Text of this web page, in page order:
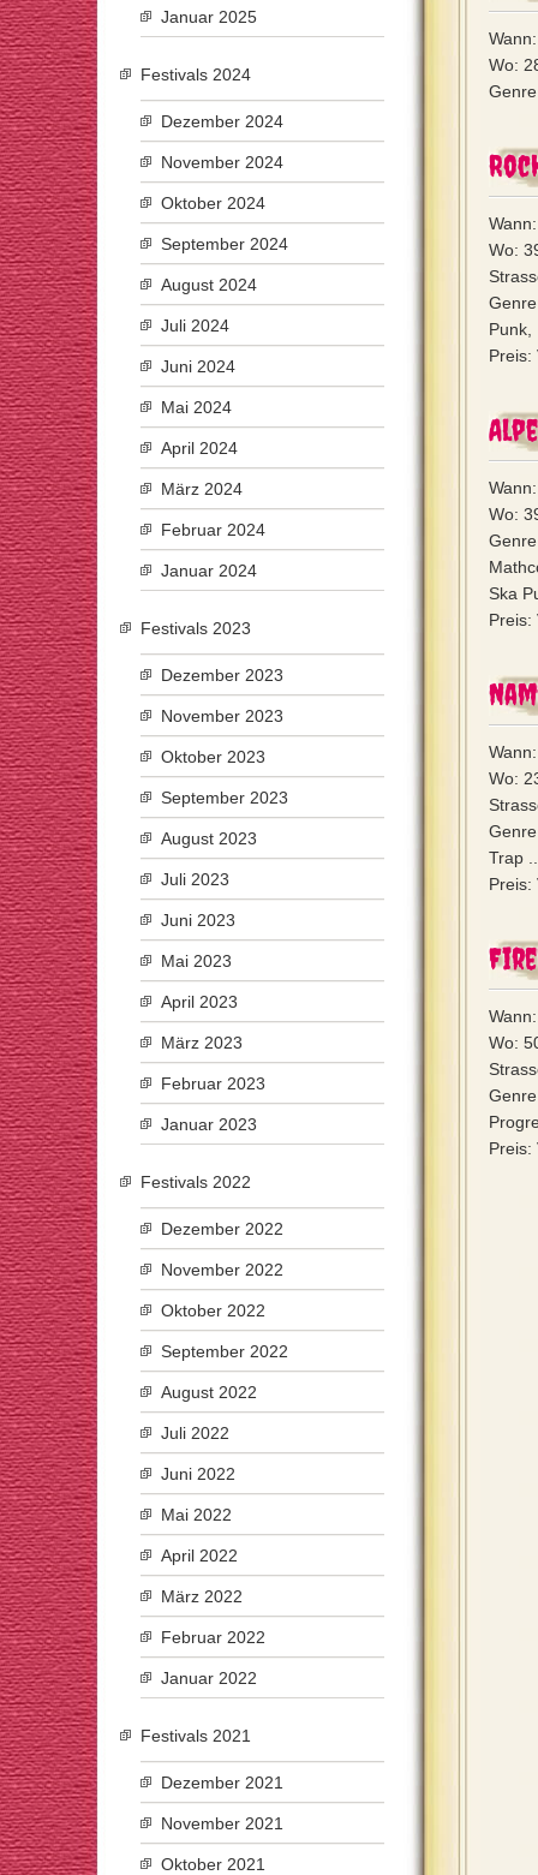
Wo:
Wo:
Punk,
Preis:
Wo:
Ska
Preis:
Wo:
Trap
Preis:
Wo:
Preis:
Januar 2025
Festivals 2024
Dezember 2024
November 2024
Oktober 2024
September 2024
August 2024
Juli 2024
Juni 2024
Mai 2024
April 2024
März 2024
Februar 2024
Januar 2024
Festivals 2023
Dezember 2023
November 2023
Oktober 2023
September 2023
August 2023
Juli 2023
Juni 2023
Mai 2023
April 2023
März 2023
Februar 2023
Januar 2023
Festivals 2022
Dezember 2022
November 2022
Oktober 2022
September 2022
August 2022
Juli 2022
Juni 2022
Mai 2022
April 2022
März 2022
Februar 2022
Januar 2022
Festivals 2021
Dezember 2021
November 2021
Oktober 2021